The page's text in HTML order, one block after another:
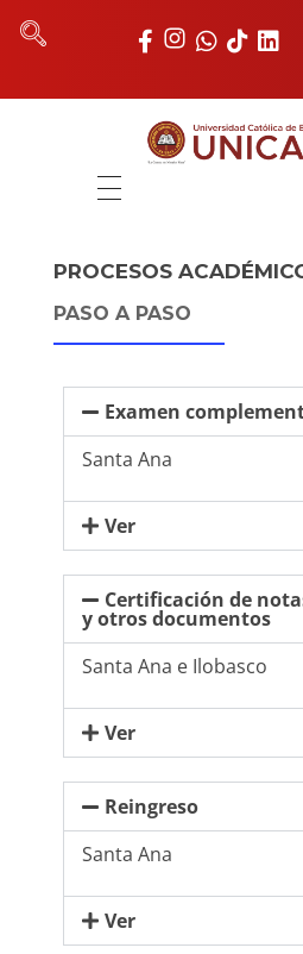
REGISTRO
VALORES
PROCESOS
PASO A PASO
Examen
Santa Ana
Ver
Certificación de
y otros documentos
Santa Ana e Ilobasco
Ver
Reingreso
Santa Ana
Ver